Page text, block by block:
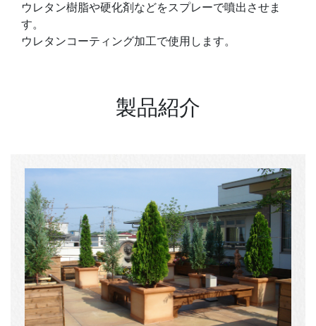
ウレタン樹脂や硬化剤などをスプレーで噴出させま
す。
​​​​​​​ウレタンコーティング加工で使用します。
製品紹介